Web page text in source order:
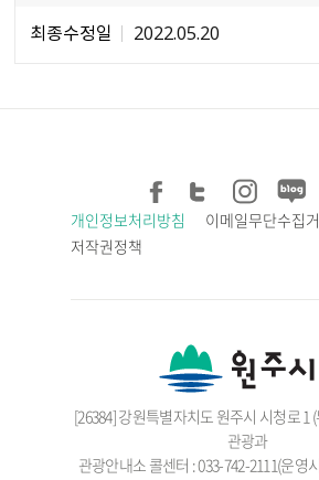
최종수정일 2022.05.20
개인정보처리방침
이메일무단수집
저작권정책
[26384] 강원특별자치도 원주시 시청로 1
관광과
관광안내소 콜센터 : 033-742-2111(운영